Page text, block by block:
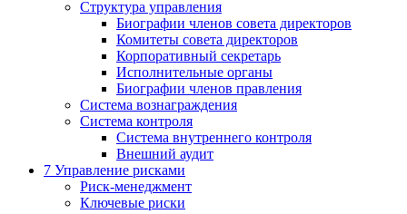
Структура управления
Биографии членов совета директоров
Комитеты совета директоров
Корпоративный секретарь
Исполнительные органы
Биографии членов правления
Система вознаграждения
Система контроля
Система внутреннего контроля
Внешний аудит
7 Управление рисками
Риск-менеджмент
Ключевые риски